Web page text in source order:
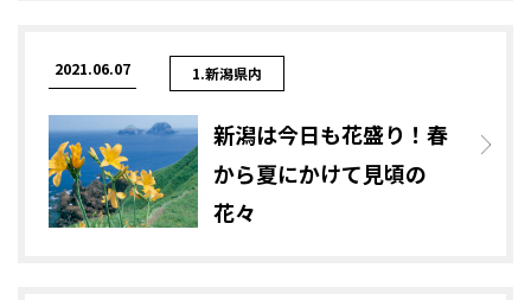
2021.06.07 1.新潟県内
新潟は今日も花盛り！春
から夏にかけて見頃の
花々